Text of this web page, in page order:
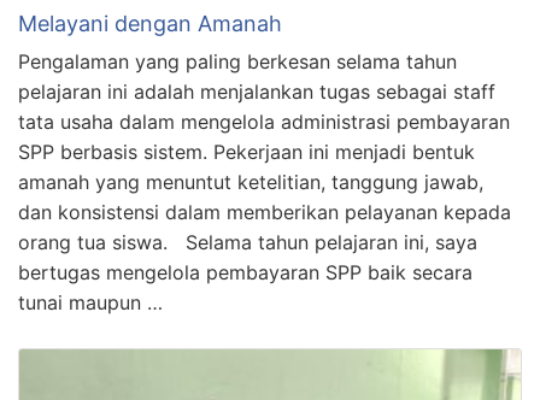
Melayani dengan Amanah
Pengalaman yang paling berkesan selama tahun
pelajaran ini adalah menjalankan tugas sebagai staff
tata usaha dalam mengelola administrasi pembayaran
SPP berbasis sistem. Pekerjaan ini menjadi bentuk
amanah yang menuntut ketelitian, tanggung jawab,
dan konsistensi dalam memberikan pelayanan kepada
orang tua siswa. Selama tahun pelajaran ini, saya
bertugas mengelola pembayaran SPP baik secara
tunai maupun …